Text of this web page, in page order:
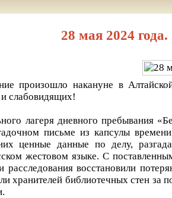
28 мая 2024 года.
произошло накануне в
и слабовидящих!
лагеря дневного
письме из капсулы
ценные данные по делу,
жестовом языке. С
расследования восстановили
хранителей библиотечных стен за